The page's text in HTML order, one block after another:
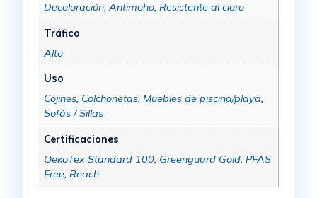
Decoloración, Antimoho, Resistente al cloro
Tráfico
Alto
Uso
Cojines, Colchonetas, Muebles de piscina/playa,
Sofás / Sillas
Certificaciones
OekoTex Standard 100, Greenguard Gold, PFAS
Free, Reach